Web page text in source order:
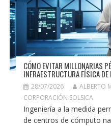
CÓMO EVITAR MILLONARIAS
INFRAESTRUCTURA FÍSICA
28/07/2026
ALBERTO
CORPORACIÓN SOLSICA
Ingeniería a la medida
de centros de cómputo